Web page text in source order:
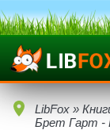
LibFox »
Брет Гарт -